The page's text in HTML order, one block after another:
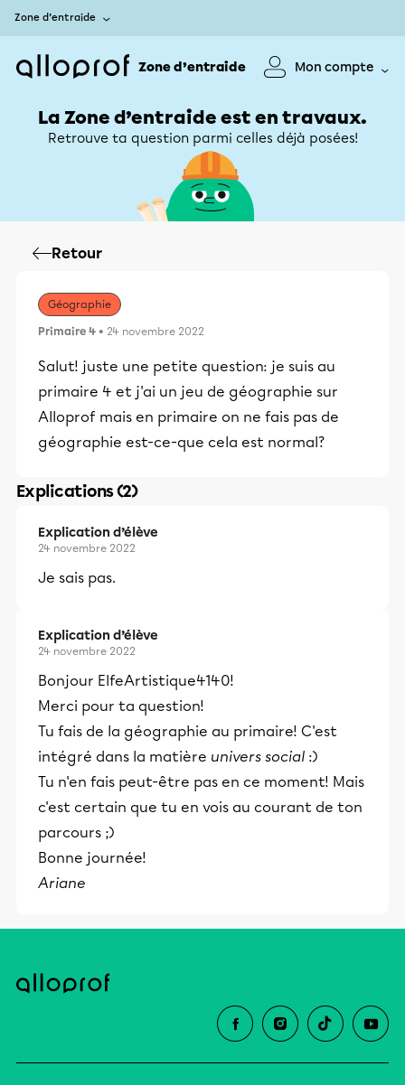
Zone d’entraide
Zone d’entraide Mon compte
La Zone d’entraide est en travaux.
Retrouve ta question parmi celles déjà posées!
Retour
Géographie
Primaire 4 • 24 novembre 2022
Salut! juste une petite question: je suis au
primaire 4 et j'ai un jeu de géographie sur
Alloprof mais en primaire on ne fais pas de
géographie est-ce-que cela est normal?
Explications (2)
Explication d’élève
24 novembre 2022
Je sais pas.
Explication d’élève
24 novembre 2022
Bonjour ElfeArtistique4140!
Merci pour ta question!
Tu fais de la géographie au primaire! C'est
intégré dans la matière univers social :)
Tu n'en fais peut-être pas en ce moment! Mais
c'est certain que tu en vois au courant de ton
parcours ;)
Bonne journée!
Ariane